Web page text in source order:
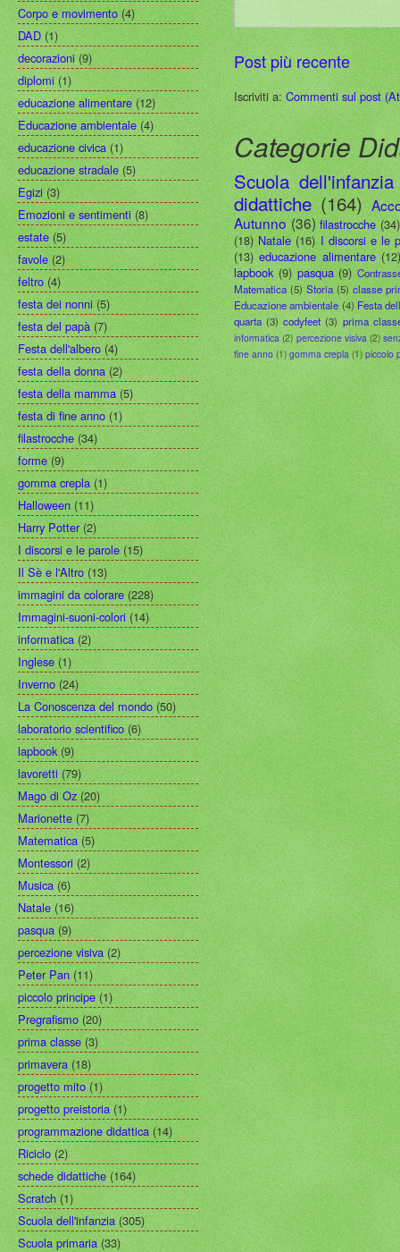
Post più recente
Iscriviti a:Commenti sul post
Categorie
Scuola dell'infanzia
didattiche (164)
Autunno (36) filastrocche (34)
(18) Natale (16) I discorsi e le
(13) educazione alimentare
lapbook (9) pasqua (9)
Matematica (5) Storia (5) classe
Educazione ambientale (4) Festa
quarta (3) codyfeet (3) prima
informatica (2) percezione visiva (2)
fine anno (1) gomma crepla (1) piccolo
Corpo e movimento (4)
DAD (1)
decorazioni (9)
diplomi (1)
educazione alimentare (12)
Educazione ambientale (4)
educazione civica (1)
educazione stradale (5)
Egizi (3)
Emozioni e sentimenti (8)
estate (5)
favole (2)
feltro (4)
festa dei nonni (5)
festa del papà (7)
Festa dell'albero (4)
festa della donna (2)
festa della mamma (5)
festa di fine anno (1)
filastrocche (34)
forme (9)
gomma crepla (1)
Halloween (11)
Harry Potter (2)
I discorsi e le parole (15)
Il Sè e l'Altro (13)
immagini da colorare (228)
Immagini-suoni-colori (14)
informatica (2)
Inglese (1)
Inverno (24)
La Conoscenza del mondo (50)
laboratorio scientifico (6)
lapbook (9)
lavoretti (79)
Mago di Oz (20)
Marionette (7)
Matematica (5)
Montessori (2)
Musica (6)
Natale (16)
pasqua (9)
percezione visiva (2)
Peter Pan (11)
piccolo principe (1)
Pregrafismo (20)
prima classe (3)
primavera (18)
progetto mito (1)
progetto preistoria (1)
programmazione didattica (14)
Riciclo (2)
schede didattiche (164)
Scratch (1)
Scuola dell'infanzia (305)
Scuola primaria (33)